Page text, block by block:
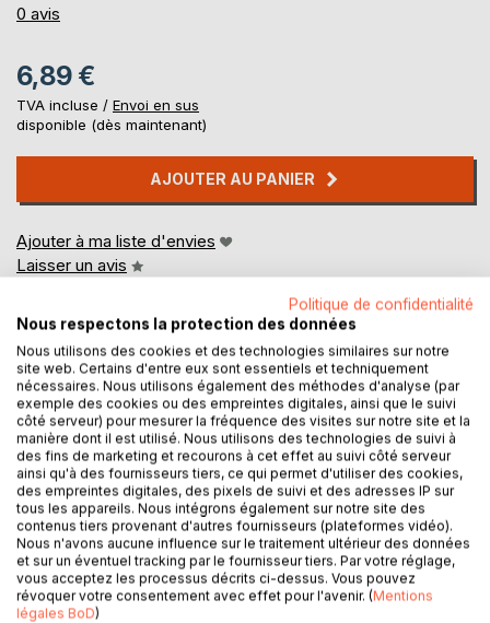
0%
0 avis
6,89 €
TVA incluse / Envoi en sus
disponible (dès maintenant)
AJOUTER AU PANIER
Ajouter à ma liste d'envies
Laisser un avis
DESCRIPTION
La collezione “Conoscere un’opera” offre di sapere tutto
su Il vecchio che leggeva romanzi d'amore di Luis
Sepúlveda, grazie a una scheda di lettura tanto completa
quanto dettagliata. La scrittura, chiara e accessibile, è stata
affidata a uno specialista universitario. Questa scheda di
lettura è conforme a una carta di qualità creata da un team
Politique de confidentialité
Nous respectons la protection des données
Nous utilisons des cookies et des technologies similaires sur notre
site web. Certains d'entre eux sont essentiels et techniquement
nécessaires. Nous utilisons également des méthodes d'analyse (par
exemple des cookies ou des empreintes digitales, ainsi que le suivi
côté serveur) pour mesurer la fréquence des visites sur notre site et la
manière dont il est utilisé. Nous utilisons des technologies de suivi à
des fins de marketing et recourons à cet effet au suivi côté serveur
ainsi qu'à des fournisseurs tiers, ce qui permet d'utiliser des cookies,
des empreintes digitales, des pixels de suivi et des adresses IP sur
tous les appareils. Nous intégrons également sur notre site des
contenus tiers provenant d'autres fournisseurs (plateformes vidéo).
Nous n'avons aucune influence sur le traitement ultérieur des données
et sur un éventuel tracking par le fournisseur tiers. Par votre réglage,
vous acceptez les processus décrits ci-dessus. Vous pouvez
révoquer votre consentement avec effet pour l'avenir. (Mentions
légales BoD)